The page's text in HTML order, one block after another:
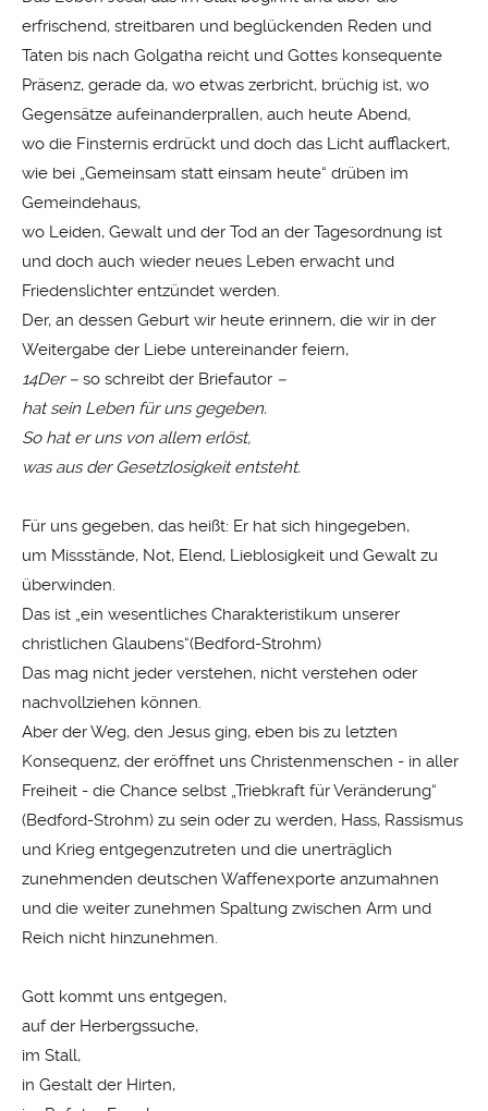
erfrischend, streitbaren und beglückenden Reden und
Taten bis nach Golgatha reicht und Gottes konsequente
Präsenz, gerade da, wo etwas zerbricht, brüchig ist, wo
Gegensätze aufeinanderprallen, auch heute Abend,
wo die Finsternis erdrückt und doch das Licht aufflackert,
wie bei „Gemeinsam statt einsam heute“ drüben im
Gemeindehaus,
wo Leiden, Gewalt und der Tod an der Tagesordnung ist
und doch auch wieder neues Leben erwacht und
Friedenslichter entzündet werden.
Der, an dessen Geburt wir heute erinnern, die wir in der
Weitergabe der Liebe untereinander feiern,
14Der – so schreibt der Briefautor –
hat sein Leben für uns gegeben.
So hat er uns von allem erlöst,
was aus der Gesetzlosigkeit entsteht.
Für uns gegeben, das heißt: Er hat sich hingegeben,
um Missstände, Not, Elend, Lieblosigkeit und Gewalt zu
überwinden.
Das ist „ein wesentliches Charakteristikum unserer
christlichen Glaubens“(Bedford-Strohm)
Das mag nicht jeder verstehen, nicht verstehen oder
nachvollziehen können.
Aber der Weg, den Jesus ging, eben bis zu letzten
Konsequenz, der eröffnet uns Christenmenschen - in aller
Freiheit - die Chance selbst „Triebkraft für Veränderung“
(Bedford-Strohm) zu sein oder zu werden, Hass, Rassismus
und Krieg entgegenzutreten und die unerträglich
zunehmenden deutschen Waffenexporte anzumahnen
und die weiter zunehmen Spaltung zwischen Arm und
Reich nicht hinzunehmen.
Gott kommt uns entgegen,
auf der Herbergssuche,
im Stall,
in Gestalt der Hirten,